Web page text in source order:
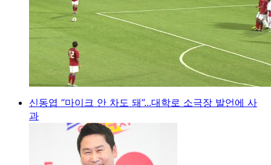
신동엽 “마이크 안 차도 돼”...대학로 소극장 발언에 사
과